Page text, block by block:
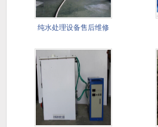
纯水处理设备售后维修